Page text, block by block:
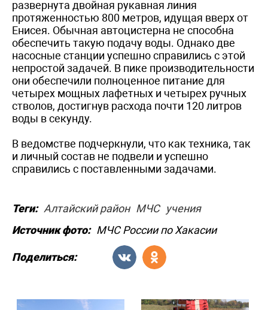
развернута двойная рукавная линия
протяженностью 800 метров, идущая вверх от
Енисея. Обычная автоцистерна не способна
обеспечить такую подачу воды. Однако две
насосные станции успешно справились с этой
непростой задачей. В пике производительности
они обеспечили полноценное питание для
четырех мощных лафетных и четырех ручных
стволов, достигнув расхода почти 120 литров
воды в секунду.
В ведомстве подчеркнули, что как техника, так
и личный состав не подвели и успешно
справились с поставленными задачами.
Теги: Алтайский район МЧС учения
Источник фото: МЧС России по Хакасии
Поделиться: